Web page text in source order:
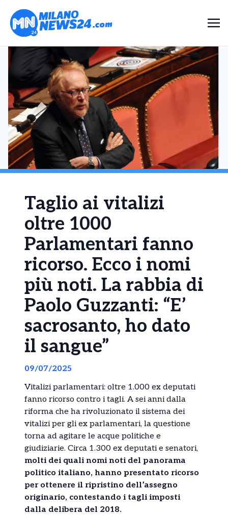
Taglio ai vitalizi
oltre 1000
Parlamentari fanno
ricorso. Ecco i nomi
più noti. La rabbia di
Paolo Guzzanti: “E’
sacrosanto, ho dato
il sangue”
09/07/2025
Vitalizi parlamentari: oltre 1.000 ex deputati
fanno ricorso contro i tagli. A sei anni dalla
riforma che ha rivoluzionato il sistema dei
vitalizi per gli ex parlamentari, la questione
torna ad agitare le acque politiche e
giudiziarie. Circa 1.300 ex deputati e senatori,
molti dei quali nomi noti del panorama
politico italiano, hanno presentato ricorso
per ottenere il ripristino dell’assegno
originario, contestando i tagli imposti
dalla delibera del 2018.